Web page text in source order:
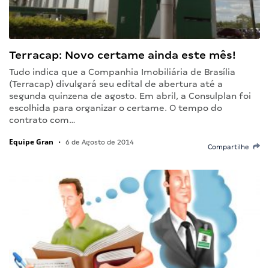
Terracap: Novo certame ainda este mês!
Tudo indica que a Companhia Imobiliária de Brasília
(Terracap) divulgará seu edital de abertura até a
segunda quinzena de agosto. Em abril, a Consulplan foi
escolhida para organizar o certame. O tempo do
contrato com…
Equipe Gran • 6 de Agosto de 2014
Compartilhe